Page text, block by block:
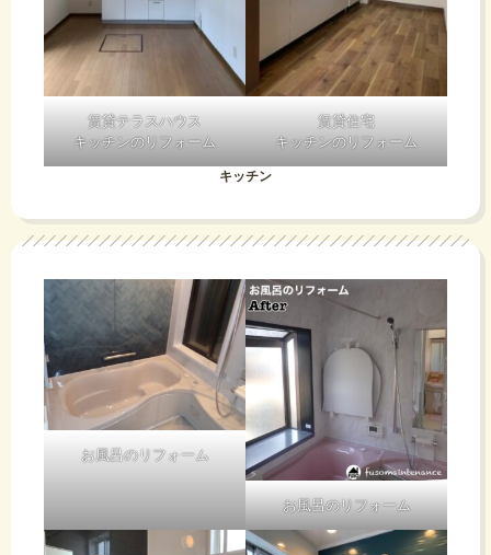
賃貸テラスハウス
キッチンのリフォーム
賃貸住宅
キッチンのリフォーム
キッチン
お風呂のリフォーム
お風呂のリフォーム